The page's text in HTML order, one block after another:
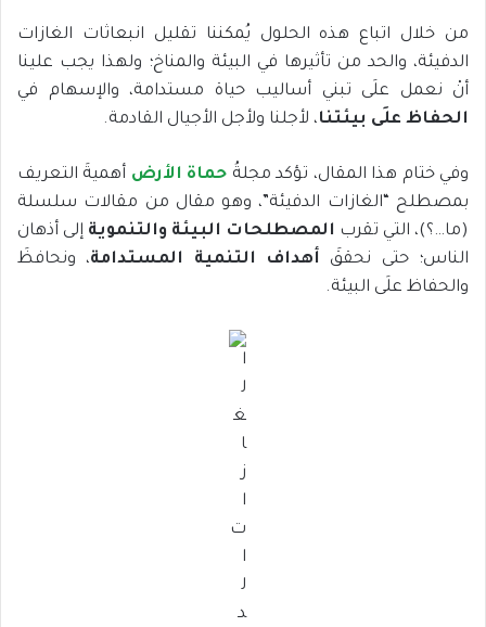
من خلال اتباع هذه الحلول يُمكننا تقليل انبعاثات الغازات
الدفيئة، والحد من تأثيرها في البيئة والمناخ؛ ولهذا يجب علينا
أنْ نعمل علَى تبني أساليب حياة مستدامة، والإسهام في
الحفاظ علَى بيئتنا، لأجلنا ولأجل الأجيال القادمة.
وفي ختام هذا المقال، تؤكد مجلةُ حماة الأرض أهميةَ التعريف
بمصطلح “الغازات الدفيئة”، وهو مقال من مقالات سلسلة
(ما…؟)، التي تقرب المصطلحات البيئة والتنموية إلى أذهان
الناس؛ حتى نحققَ
أهداف التنمية المستدامة، ونحافظَ
والحفاظ علَى البيئة.